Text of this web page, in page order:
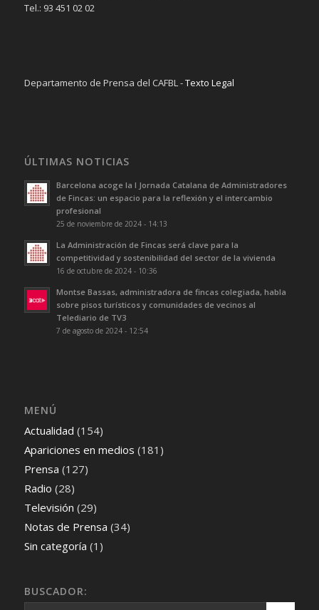
Tel.: 93 451 02 02
Departamento de Prensa del CAFBL -Texto Legal
ÚLTIMAS NOTICIAS
Barcelona acoge la I Jornada Catalana de Administradores
de Fincas: un espacio para la reflexión y el intercambio
profesional
25 de noviembre de 2024 - 14:13
La Administración de Fincas será clave para la
competitividad y sostenibilidad del sector de la vivienda
16 de octubre de 2024 - 10:36
Montse Bassas, administradora de fincas colegiada, habla
sobre pisos turísticos y comunidades de vecinos al
Telediario de TV3
7 de agosto de 2024 - 12:54
MENÚ
Actualidad (154)
Apariciones en medios (181)
Prensa (127)
Radio (28)
Televisión (29)
Notas de Prensa (34)
Sin categoría (1)
BUSCADOR: